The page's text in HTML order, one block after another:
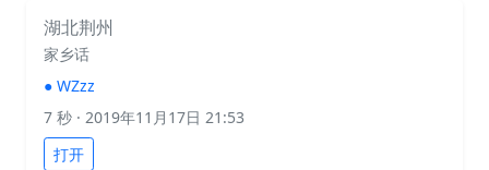
湖北荆州
家乡话
● WZzz
7 秒 · 2019年11月17日 21:53
打开